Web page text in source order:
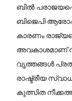
ബിൽ
ബിജെപി
കാരണം
അവകാശമാണ്
വൃത്തങ്ങൾ
രാഷ്ട്രീയ
കുത്സിത